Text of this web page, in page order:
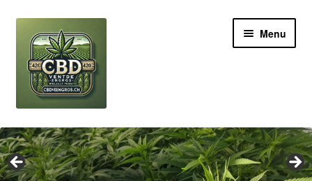
navigation
contenu
Menu
Revendeur
Grossiste Cannabis CBD